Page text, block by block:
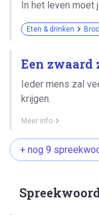
In het leven moet
Eten & drinken
Een zwaard
Ieder mens zal
krijgen.
Meer info
+ nog 9